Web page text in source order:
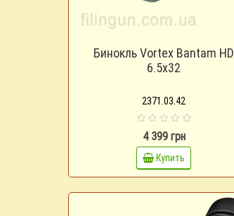
Бинокль Vortex Bantam HD
6.5x32
2371.03.42
4 399 грн
Купить